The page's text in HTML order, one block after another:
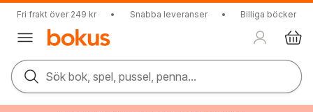
Fri frakt över 249 kr • Snabba leveranser • Billiga böcker
Sök bok, spel, pussel, penna...